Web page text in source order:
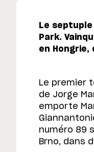
Le
Park.
en Hongrie,
Le premier
de Jorge
emporte
numéro 89
Brno, dans